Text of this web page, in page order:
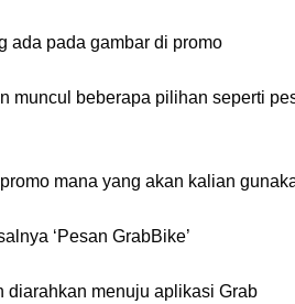
ada pada gambar di promo
muncul beberapa pilihan seperti
mana yang akan kalian
‘Pesan GrabBike’
diarahkan menuju aplikasi Grab